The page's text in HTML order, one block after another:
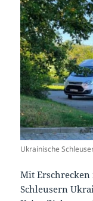
Ukrainische
Mit Erschrecken
Schleusern